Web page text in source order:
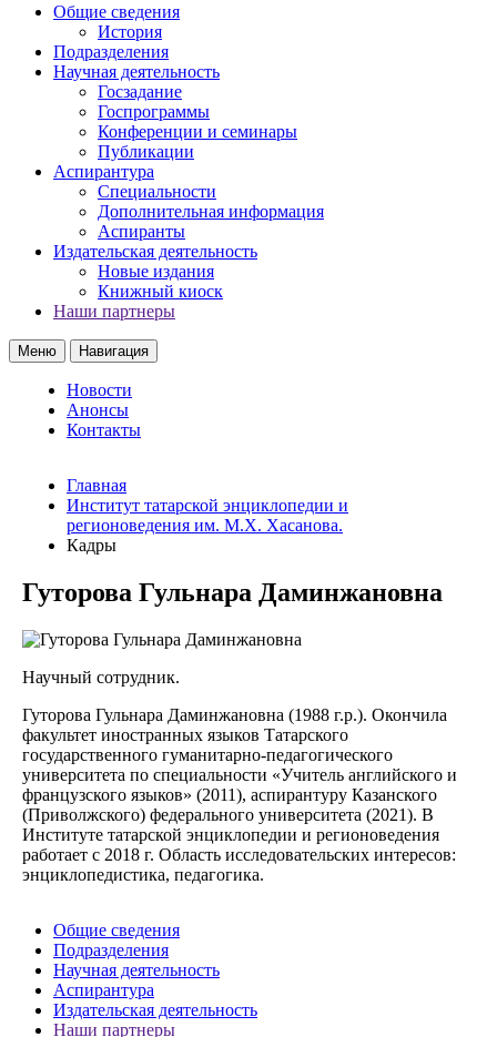
Общие сведения
История
Подразделения
Научная деятельность
Госзадание
Госпрограммы
Конференции и семинары
Публикации
Аспирантура
Специальности
Дополнительная информация
Аспиранты
Издательская деятельность
Новые издания
Книжный киоск
Наши партнеры
Меню Навигация
Новости
Анонсы
Контакты
Главная
Институт татарской энциклопедии и
регионоведения им. М.Х. Хасанова.
Кадры
Гуторова Гульнара Даминжановна
Научный сотрудник.
Гуторова Гульнара Даминжановна (1988 г.р.). Окончила
факультет иностранных языков Татарского
государственного гуманитарно-педагогического
университета по специальности «Учитель английского и
французского языков» (2011), аспирантуру Казанского
(Приволжского) федерального университета (2021). В
Институте татарской энциклопедии и регионоведения
работает с 2018 г. Область исследовательских интересов:
энциклопедистика, педагогика.
Общие сведения
Подразделения
Научная деятельность
Аспирантура
Издательская деятельность
Наши партнеры